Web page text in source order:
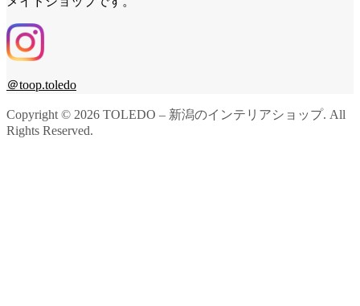
＠toop.toledo
Copyright © 2026 TOLEDO – 新潟のインテリアショップ. All
Rights Reserved.